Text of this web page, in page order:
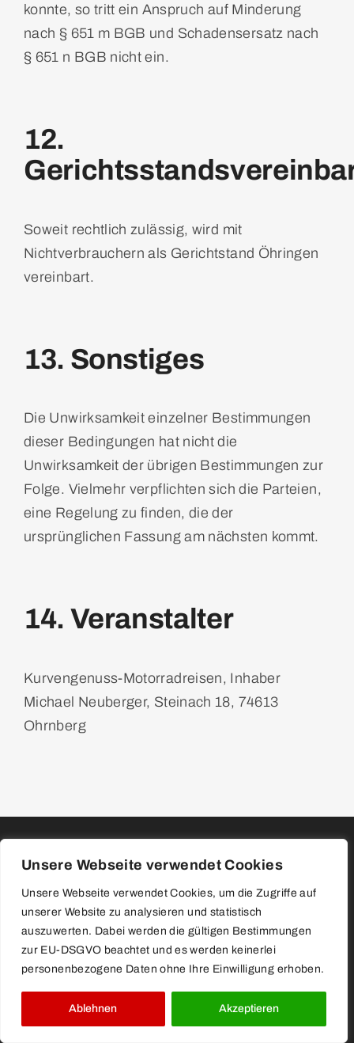
Unsere Webseite verwendet Cookies
Unsere Webseite verwendet Cookies, um die Zugriffe auf
unserer Website zu analysieren und statistisch
auszuwerten. Dabei werden die gültigen Bestimmungen
zur EU-DSGVO beachtet und es werden keinerlei
personenbezogene Daten ohne Ihre Einwilligung erhoben.
Ablehnen Akzeptieren
konnte, so tritt ein Anspruch auf Minderung
nach § 651 m BGB und Schadensersatz nach
§ 651 n BGB nicht ein.
12.
Soweit rechtlich zulässig, wird mit
Nichtverbrauchern als Gerichtstand Öhringen
vereinbart.
13. Sonstiges
Die Unwirksamkeit einzelner Bestimmungen
dieser Bedingungen hat nicht die
Unwirksamkeit der übrigen Bestimmungen zur
Folge. Vielmehr verpflichten sich die Parteien,
eine Regelung zu finden, die der
ursprünglichen Fassung am nächsten kommt.
14. Veranstalter
Kurvengenuss-Motorradreisen, Inhaber
Michael Neuberger, Steinach 18, 74613
Ohrnberg
Kurven,Sightseeing und
gutes Essen